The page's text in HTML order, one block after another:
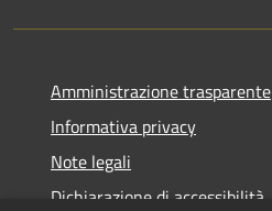
Amministrazione trasparente
Informativa privacy
Note legali
Dichiarazione di accessibilità